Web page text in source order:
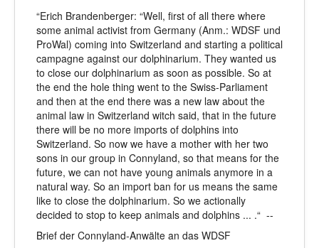
“Erich Brandenberger: “Well, first of all there where
some animal activist from Germany (Anm.: WDSF und
ProWal) coming into Switzerland and starting a political
campagne against our dolphinarium. They wanted us
to close our dolphinarium as soon as possible. So at
the end the hole thing went to the Swiss-Parliament
and then at the end there was a new law about the
animal law in Switzerland witch said, that in the future
there will be no more imports of dolphins into
Switzerland. So now we have a mother with her two
sons in our group in Connyland, so that means for the
future, we can not have young animals anymore in a
natural way. So an import ban for us means the same
like to close the dolphinarium. So we actionally
decided to stop to keep animals and dolphins ... .“ --
Brief der Connyland-Anwälte an das WDSF